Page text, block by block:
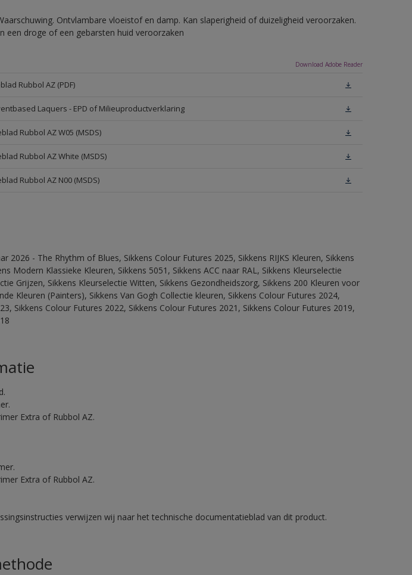
Ontvlambare vloeistof en damp. Kan slaperigheid of duizeligheid veroorzaken.
een droge of een gebarsten huid veroorzaken
Download Adobe Reader
Rubbol AZ (PDF)
Laquers - EPD of Milieuproductverklaring
Rubbol AZ W05 (MSDS)
Rubbol AZ White (MSDS)
Rubbol AZ N00 (MSDS)
2026 - The Rhythm of Blues, Sikkens Colour Futures 2025, Sikkens RIJKS Kleuren, Sikkens
Modern Klassieke Kleuren, Sikkens 5051, Sikkens ACC naar RAL, Sikkens Kleurselectie
Grijzen, Sikkens Kleurselectie Witten, Sikkens Gezondheidszorg, Sikkens 200 Kleuren voor
Kleuren (Painters), Sikkens Van Gogh Collectie kleuren, Sikkens Colour Futures 2024,
Sikkens Colour Futures 2022, Sikkens Colour Futures 2021, Sikkens Colour Futures 2019,
Extra of Rubbol AZ.
Extra of Rubbol AZ.
verwijzen wij naar het technische documentatieblad van dit product.